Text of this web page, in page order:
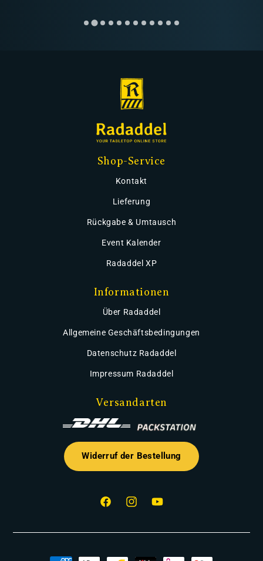
Shop-Service
Kontakt
Lieferung
Rückgabe & Umtausch
Event Kalender
Radaddel XP
Informationen
Über Radaddel
Allgemeine Geschäftsbedingungen
Datenschutz Radaddel
Impressum Radaddel
Versandarten
Widerruf der Bestellung
FacebookInstagramYouTube
Zahlungsmethoden